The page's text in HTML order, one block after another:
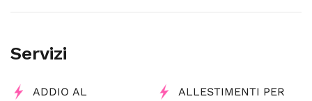
Servizi
ADDIO AL
ALLESTIMENTI PER